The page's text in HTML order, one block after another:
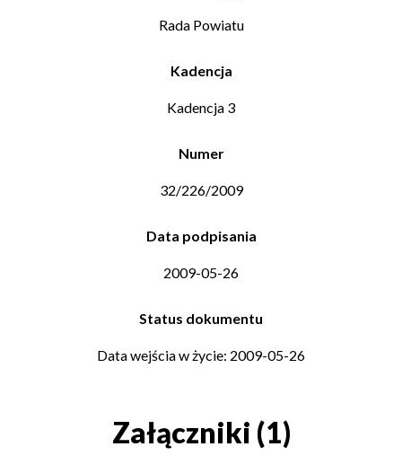
Rada Powiatu
Kadencja
Kadencja 3
Numer
32/226/2009
Data podpisania
2009-05-26
Status dokumentu
Data wejścia w życie: 2009-05-26
Załączniki (1)